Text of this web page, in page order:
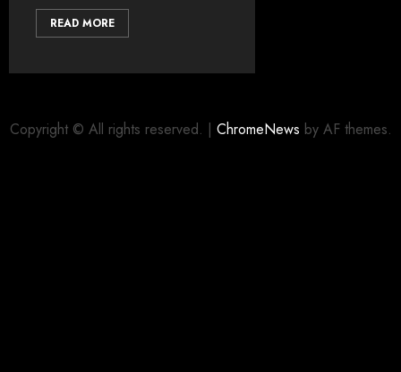
READ MORE
Copyright © All rights reserved. | ChromeNews by AF themes.